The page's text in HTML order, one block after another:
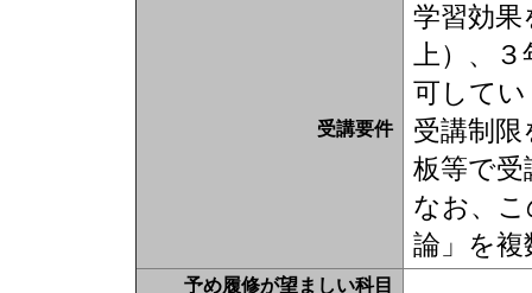
受講要件
学習効果
上）、
可して
受講制
板等で受
なお、
論」を複
予め履修が望ましい科目